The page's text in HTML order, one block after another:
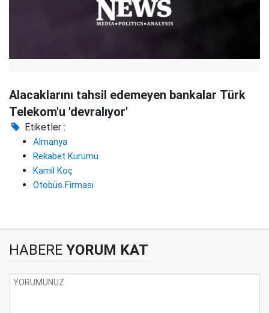
Alacaklarını tahsil edemeyen bankalar Türk
Telekom'u 'devralıyor'
Etiketler :
Almanya
Rekabet Kurumu
Kamil Koç
Otobüs Firması
HABERE YORUM KAT